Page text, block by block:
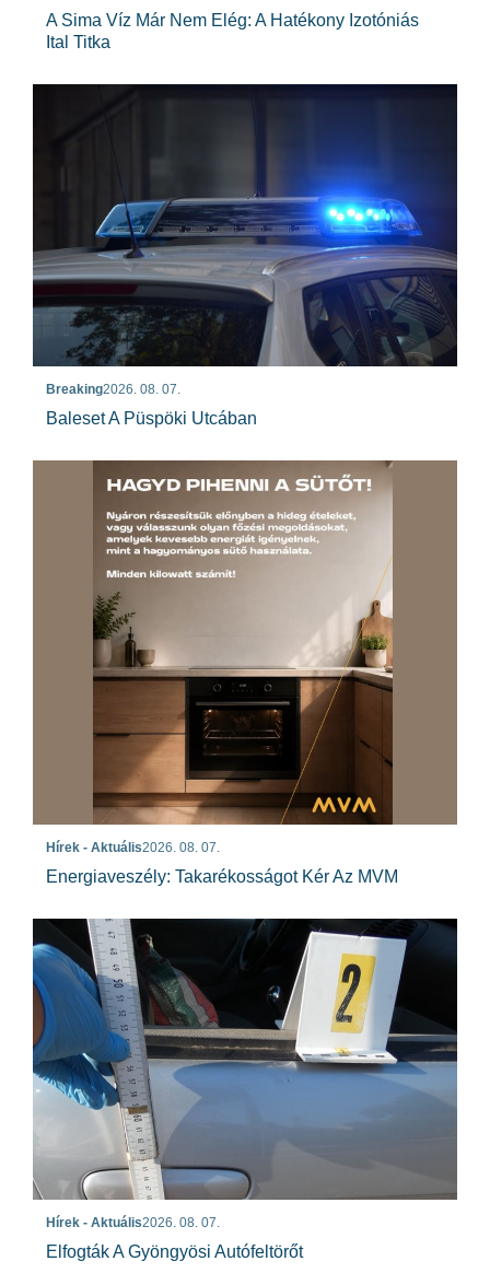
A Sima Víz Már Nem Elég: A Hatékony Izotóniás
Ital Titka
Breaking2026. 08. 07.
Baleset A Püspöki Utcában
Hírek - Aktuális2026. 08. 07.
Energiaveszély: Takarékosságot Kér Az MVM
Hírek - Aktuális2026. 08. 07.
Elfogták A Gyöngyösi Autófeltörőt